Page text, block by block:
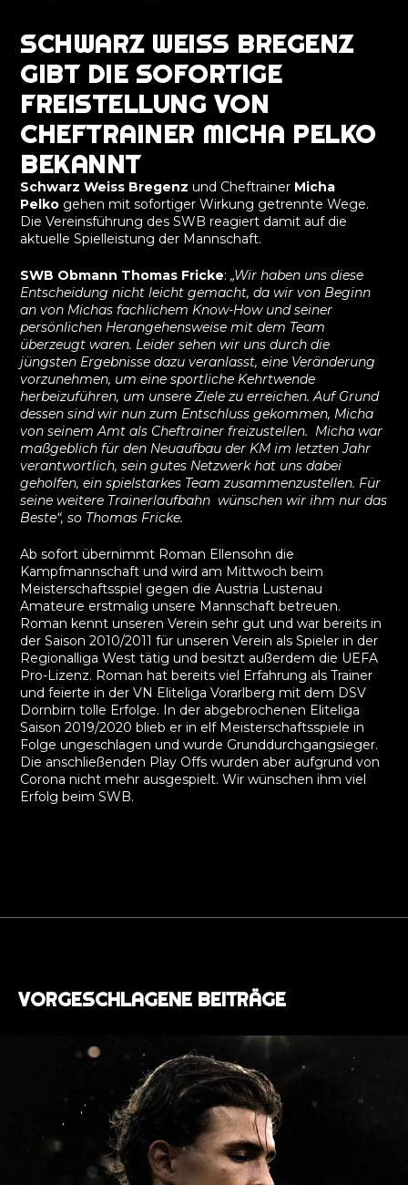
SCHWARZ WEISS BREGENZ
GIBT DIE SOFORTIGE
FREISTELLUNG VON
CHEFTRAINER MICHA PELKO
BEKANNT
Schwarz Weiss Bregenz und Cheftrainer Micha
Pelko gehen mit sofortiger Wirkung getrennte Wege.
Die Vereinsführung des SWB reagiert damit auf die
aktuelle Spielleistung der Mannschaft.
SWB Obmann Thomas Fricke:„Wir haben uns diese
Entscheidung nicht leicht gemacht, da wir von Beginn
an von Michas fachlichem Know-How und seiner
persönlichen Herangehensweise mit dem Team
überzeugt waren. Leider sehen wir uns durch die
jüngsten Ergebnisse dazu veranlasst, eine Veränderung
vorzunehmen, um eine sportliche Kehrtwende
herbeizuführen, um unsere Ziele zu erreichen. Auf Grund
dessen sind wir nun zum Entschluss gekommen, Micha
von seinem Amt als Cheftrainer freizustellen. Micha war
maßgeblich für den Neuaufbau der KM im letzten Jahr
verantwortlich, sein gutes Netzwerk hat uns dabei
geholfen, ein spielstarkes Team zusammenzustellen. Für
seine weitere Trainerlaufbahn wünschen wir ihm nur das
Beste“, so Thomas Fricke.
Ab sofort übernimmt Roman Ellensohn die
Kampfmannschaft und wird am Mittwoch beim
Meisterschaftsspiel gegen die Austria Lustenau
Amateure erstmalig unsere Mannschaft betreuen.
Roman kennt unseren Verein sehr gut und war bereits in
der Saison 2010/2011 für unseren Verein als Spieler in der
Regionalliga West tätig und besitzt außerdem die UEFA
Pro-Lizenz. Roman hat bereits viel Erfahrung als Trainer
und feierte in der VN Eliteliga Vorarlberg mit dem DSV
Dornbirn tolle Erfolge. In der abgebrochenen Eliteliga
Saison 2019/2020 blieb er in elf Meisterschaftsspiele in
Folge ungeschlagen und wurde Grunddurchgangsieger.
Die anschließenden Play Offs wurden aber aufgrund von
Corona nicht mehr ausgespielt. Wir wünschen ihm viel
Erfolg beim SWB.
VORGESCHLAGENE BEITRÄGE